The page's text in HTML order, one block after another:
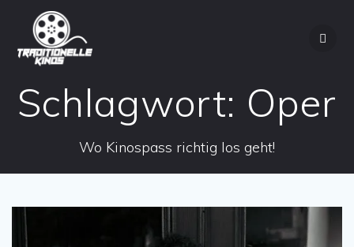
Schlagwort: Oper
Wo Kinospass richtig los geht!